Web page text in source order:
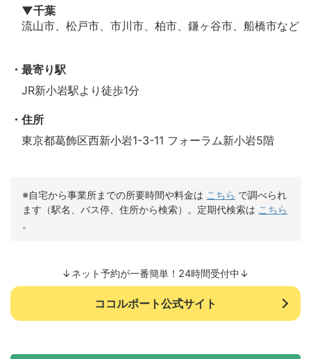
▼千葉
流山市、松戸市、市川市、柏市、鎌ヶ谷市、船橋市など
最寄り駅
JR新小岩駅より徒歩1分
住所
東京都葛飾区西新小岩1-3-11 フォーラム新小岩5階
※自宅から事業所までの所要時間や料金は こちら で調べられ
ます（駅名、バス停、住所から検索）。定期代検索は こちら
。
↓ネット予約が一番簡単！24時間受付中↓
ココルポート公式サイト